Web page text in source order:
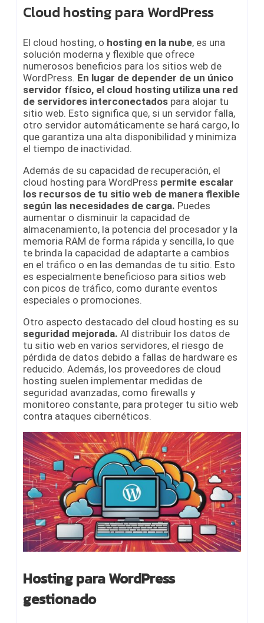
Cloud hosting para WordPress
El cloud hosting, o hosting en la nube, es una
solución moderna y flexible que ofrece
numerosos beneficios para los sitios web de
WordPress. En lugar de depender de un único
servidor físico, el cloud hosting utiliza una red
de servidores interconectados para alojar tu
sitio web. Esto significa que, si un servidor falla,
otro servidor automáticamente se hará cargo, lo
que garantiza una alta disponibilidad y minimiza
el tiempo de inactividad.
Además de su capacidad de recuperación, el
cloud hosting para WordPress permite escalar
los recursos de tu sitio web de manera flexible
según las necesidades de carga. Puedes
aumentar o disminuir la capacidad de
almacenamiento, la potencia del procesador y la
memoria RAM de forma rápida y sencilla, lo que
te brinda la capacidad de adaptarte a cambios
en el tráfico o en las demandas de tu sitio. Esto
es especialmente beneficioso para sitios web
con picos de tráfico, como durante eventos
especiales o promociones.
Otro aspecto destacado del cloud hosting es su
seguridad mejorada. Al distribuir los datos de
tu sitio web en varios servidores, el riesgo de
pérdida de datos debido a fallas de hardware es
reducido. Además, los proveedores de cloud
hosting suelen implementar medidas de
seguridad avanzadas, como firewalls y
monitoreo constante, para proteger tu sitio web
contra ataques cibernéticos.
Hosting para WordPress
gestionado